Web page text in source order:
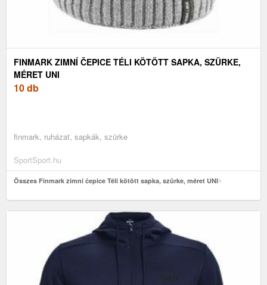
FINMARK ZIMNÍ ČEPICE TÉLI KÖTÖTT SAPKA, SZÜRKE,
MÉRET UNI
10 db
finmark, ruházat, sapkák, szürke
SportSport.hu
Összes Finmark zimní čepice Téli kötött sapka, szürke, méret UNI